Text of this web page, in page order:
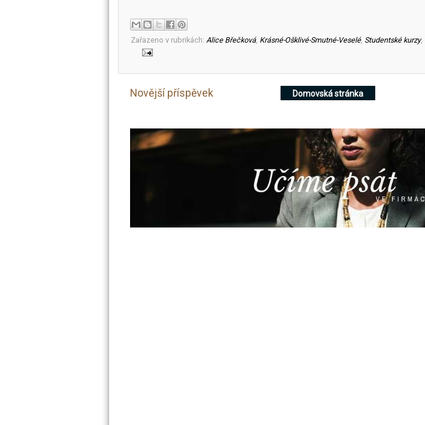
Zařazeno v rubrikách: Alice Břečková, Krásné-Ošklivé-Smutné-Veselé, Studentské kurzy,
Novější příspěvek Domovská stránka